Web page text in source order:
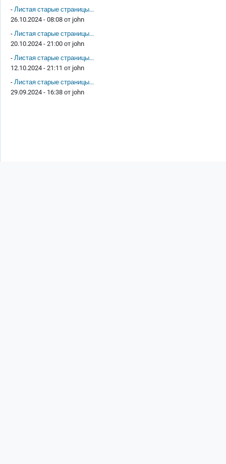
- Листая старые страницы...
26.10.2024 - 08:08 от john
- Листая старые страницы...
20.10.2024 - 21:00 от john
- Листая старые страницы...
12.10.2024 - 21:11 от john
- Листая старые страницы...
29.09.2024 - 16:38 от john